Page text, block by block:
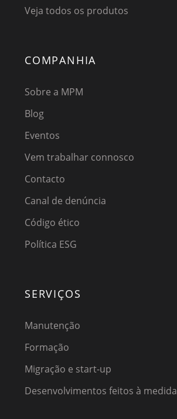
Veja todos os produtos
COMPANHIA
Sobre a MPM
Blog
Eventos
Vem trabalhar connosco
Contacto
Canal de denúncia
Código ético
Política ESG
SERVIÇOS
Manutenção
Formação
Migração e start-up
Desenvolvimentos feitos à medida